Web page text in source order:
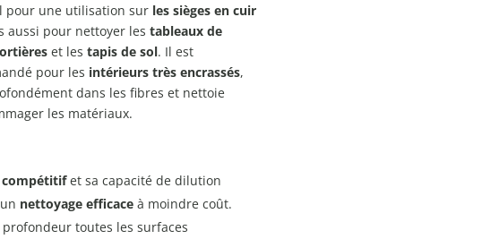
pour une utilisation sur les sièges en cuir
aussi pour nettoyer lestableaux de
et lestapis de sol. Il est
pour les intérieurs très encrassés,
dans les fibres et nettoie
les matériaux.
et sa capacité de dilution
nettoyage efficace à moindre coût.
toutes les surfaces